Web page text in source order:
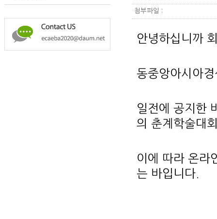
첨부파일 :
안녕하십니까
동중앙아시아
일전에 공지한
의 춘계학술대
이에 따라 온라
는 바입니다.